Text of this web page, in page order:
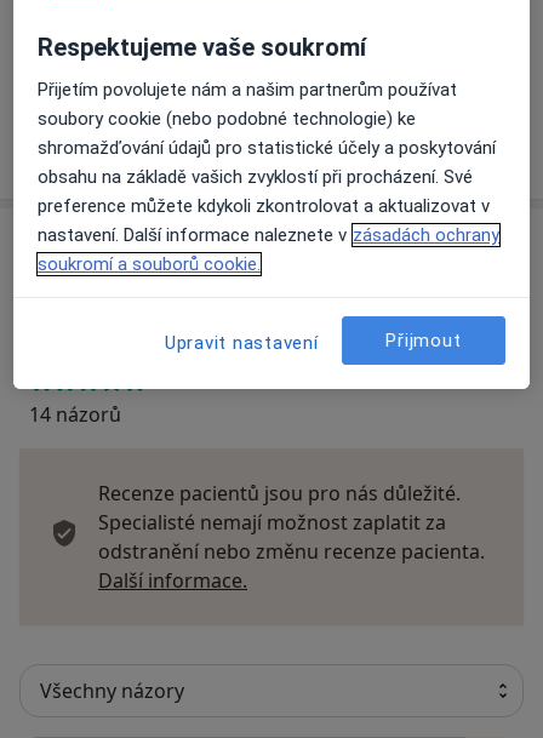
Na teto adrese lékař přijímá pacienty na pojišťovnu
Detaily
Víceo adrese
Názory
14 názorů
Recenze pacientů jsou pro nás důležité.
Specialisté nemají možnost zaplatit za
odstranění nebo změnu recenze pacienta.
Další informace.
Respektujeme vaše soukromí
Přijetím povolujete nám a našim partnerům používat
soubory cookie (nebo podobné technologie) ke
shromažďování údajů pro statistické účely a poskytování
obsahu na základě vašich zvyklostí při procházení. Své
preference můžete kdykoli zkontrolovat a aktualizovat v
nastavení. Další informace naleznete v zásadách ochrany
soukromí a souborů cookie.
Upravit nastavení Přijmout